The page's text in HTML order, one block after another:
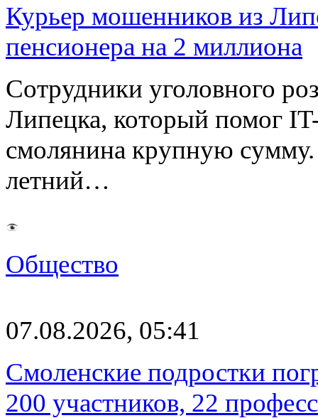
Курьер мошенников из
пенсионера на 2 миллиона
Сотрудники уголовного
Липецка, который помог
смолянина крупную
летний…
Общество
07.08.2026, 05:41
Смоленские подростки
200 участников, 22